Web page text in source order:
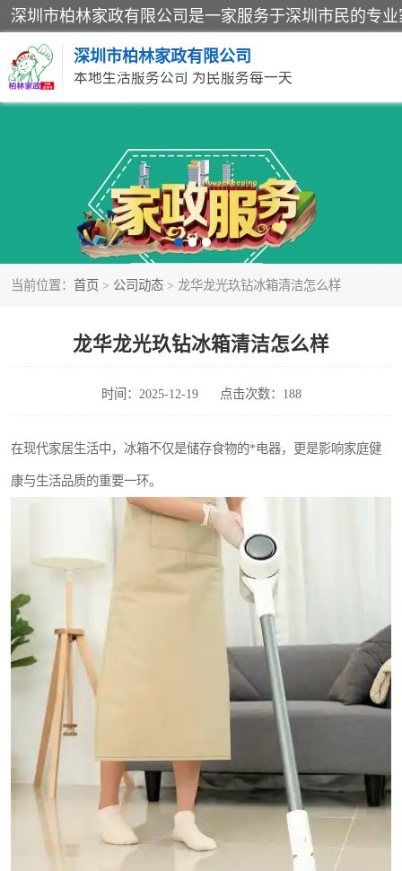
深圳市柏林家政有限公司
本地生活服务公司 为民服务每一天
当前位置： 首页 > 公司动态 > 龙华龙光玖钻冰箱清洁怎么样
龙华龙光玖钻冰箱清洁怎么样
时间：2025-12-19 点击次数：188
在现代家居生活中，冰箱不仅是储存食物的*电器，更是影响家庭健
康与生活品质的重要一环。